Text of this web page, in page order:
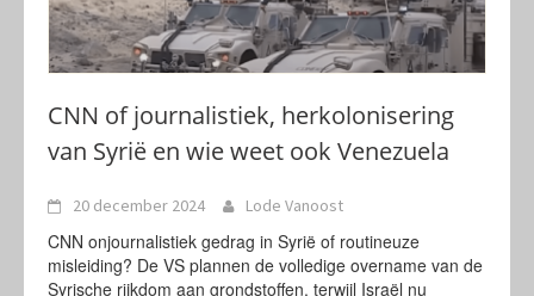
CNN of journalistiek, herkolonisering
van Syrië en wie weet ook Venezuela
20 december 2024 Lode Vanoost
CNN onjournalistiek gedrag in Syrië of routineuze
misleiding? De VS plannen de volledige overname van de
Syrische rijkdom aan grondstoffen, terwijl Israël nu